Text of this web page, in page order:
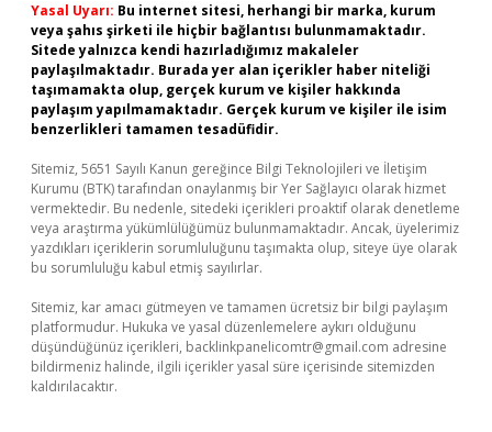
Yasal Uyarı: Bu internet sitesi, herhangi bir marka, kurum
veya şahıs şirketi ile hiçbir bağlantısı bulunmamaktadır.
Sitede yalnızca kendi hazırladığımız makaleler
paylaşılmaktadır. Burada yer alan içerikler haber niteliği
taşımamakta olup, gerçek kurum ve kişiler hakkında
paylaşım yapılmamaktadır. Gerçek kurum ve kişiler ile isim
benzerlikleri tamamen tesadüfidir.
Sitemiz, 5651 Sayılı Kanun gereğince Bilgi Teknolojileri ve İletişim
Kurumu (BTK) tarafından onaylanmış bir Yer Sağlayıcı olarak hizmet
vermektedir. Bu nedenle, sitedeki içerikleri proaktif olarak denetleme
veya araştırma yükümlülüğümüz bulunmamaktadır. Ancak, üyelerimiz
yazdıkları içeriklerin sorumluluğunu taşımakta olup, siteye üye olarak
bu sorumluluğu kabul etmiş sayılırlar.
Sitemiz, kar amacı gütmeyen ve tamamen ücretsiz bir bilgi paylaşım
platformudur. Hukuka ve yasal düzenlemelere aykırı olduğunu
düşündüğünüz içerikleri, backlinkpanelicomtr@gmail.com adresine
bildirmeniz halinde, ilgili içerikler yasal süre içerisinde sitemizden
kaldırılacaktır.